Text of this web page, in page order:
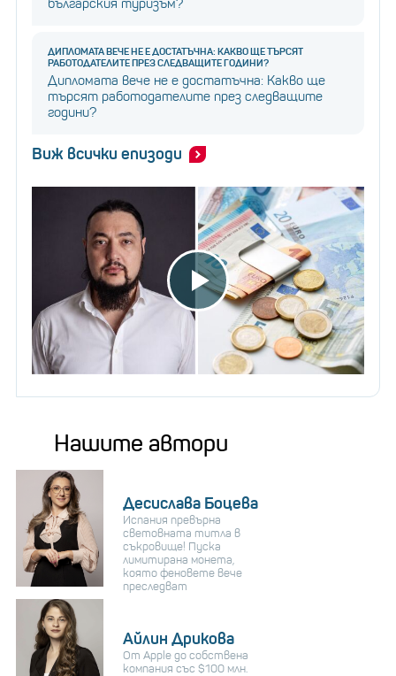
българския туризъм?
ДИПЛОМАТА ВЕЧЕ НЕ Е ДОСТАТЪЧНА: КАКВО ЩЕ ТЪРСЯТ
РАБОТОДАТЕЛИТЕ ПРЕЗ СЛЕДВАЩИТЕ ГОДИНИ?
Дипломата вече не е достатъчна: Какво ще
търсят работодателите през следващите
години?
Виж всички епизоди
Нашите автори
Десислава Боцева
Испания превърна
световната титла в
съкровище! Пуска
лимитирана монета,
която феновете вече
преследват
Айлин Дрикова
От Apple до собствена
компания със $100 млн.